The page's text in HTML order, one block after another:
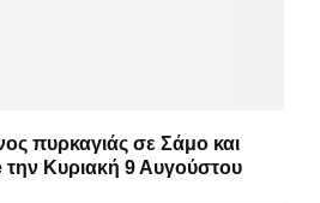
πυρκαγιάς σε Σάμο και
την Κυριακή 9 Αυγούστου